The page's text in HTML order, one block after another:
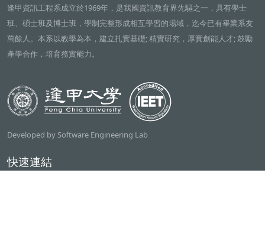
逢甲資訊工程系成立於1969年，是我國資訊教育界先驅之一，具有學士
班、碩士班及博士班，學制完整形成相互學習的場域，迄今已有畢業系友
萬餘人。本系以教學為本，建立扎實基礎; 精實研究，厚實創能人才; 鼓勵
產學合作，培育務實能力。
Developed by Software Engineering Lab
快速連結